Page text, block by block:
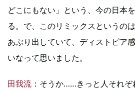
どこにもない」という、今の日本
る。で、このリミックスというの
あぶり出していて、ディストピア
いなって思いました。
田我流 ：そうか……きっと人それ